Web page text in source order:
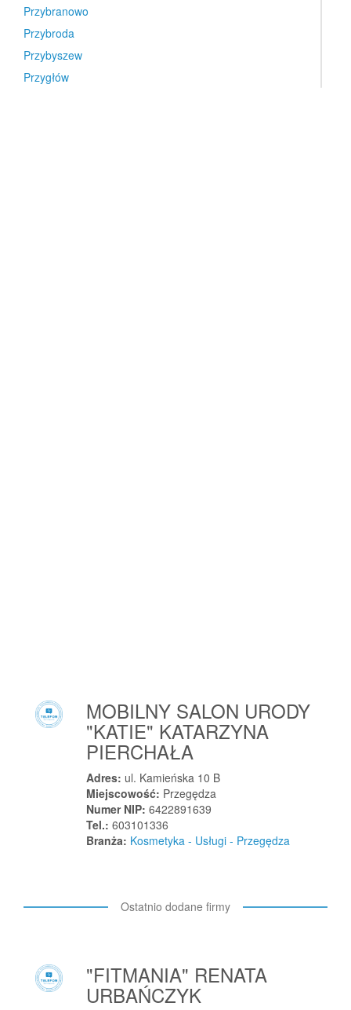
Przybranowo
Przybroda
Przybyszew
Przygłów
Puszczykowo
Raciechowice
Raciszyn
MOBILNY SALON URODY
"KATIE" KATARZYNA
PIERCHAŁA
Adres: ul. Kamieńska 10 B
Miejscowość: Przegędza
Numer NIP: 6422891639
Tel.: 603101336
Branża: Kosmetyka - Usługi - Przegędza
Ostatnio dodane firmy
"FITMANIA" RENATA
URBAŃCZYK